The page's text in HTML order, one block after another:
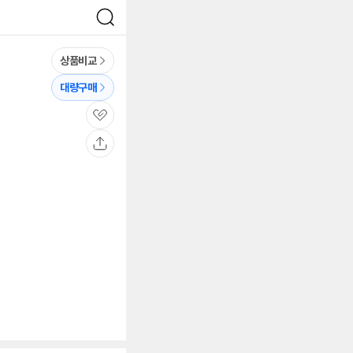
검
색
상품비교
대량구매
관
심